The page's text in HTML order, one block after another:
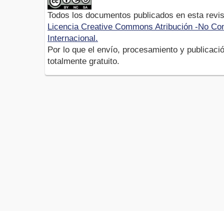
Todos los documentos publicados en esta
Licencia Creative Commons Atribución -No
Internacional.
Por lo que el envío, procesamiento y
totalmente gratuito.